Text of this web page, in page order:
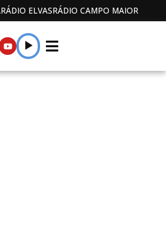
RÁDIO ELVASRÁDIO CAMPO MAIOR